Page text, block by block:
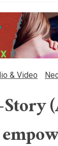
& Video